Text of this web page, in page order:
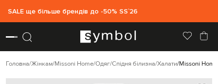
SALE ще більше брендів до -50% SS`26
Головна Жінкам Missoni Home Одяг Спідня білизна Халати Missoni